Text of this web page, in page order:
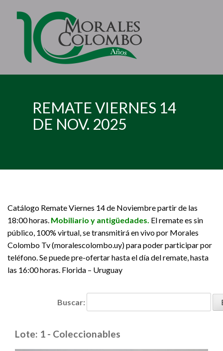
REMATE VIERNES 14
DE NOV. 2025
Catálogo Remate Viernes 14 de Noviembre partir de las
18:00 horas. Mobiliario y antigüedades. El remate es sin
público, 100% virtual, se transmitirá en vivo por Morales
Colombo Tv (moralescolombo.uy) para poder participar por
teléfono. Se puede pre-ofertar hasta el día del remate, hasta
las 16:00 horas. Florida – Uruguay
Buscar:
Lote: 1 - Coleccionables